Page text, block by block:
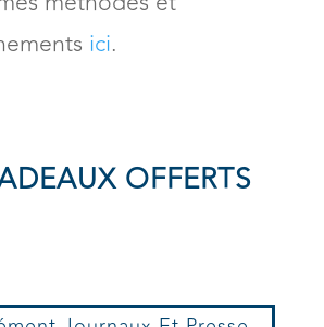
ici.
OFFERTS